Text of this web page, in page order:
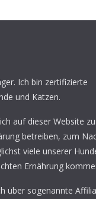
Ich bin zertifizierte
und Katzen.
auf dieser Website
betreiben, zum
viele unserer
Ernährung
über sogenannte